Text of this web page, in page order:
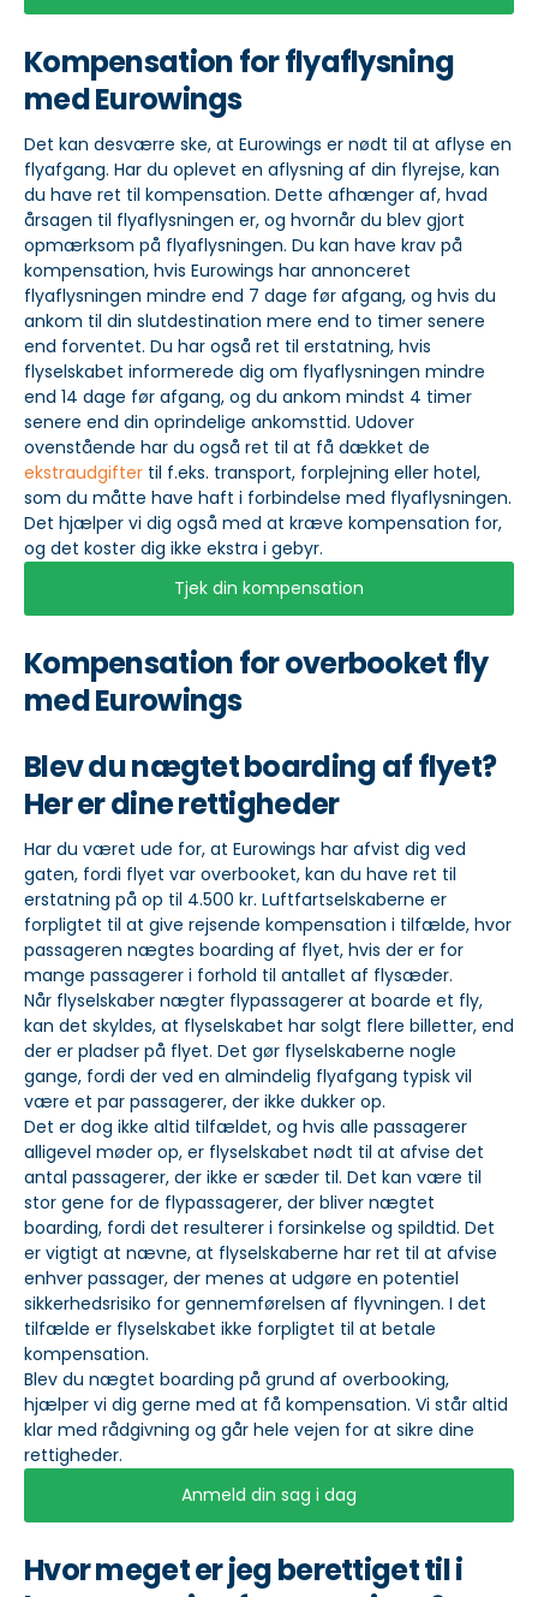
Kompensation for flyaflysning
med Eurowings
Det kan desværre ske, at Eurowings er nødt til at aflyse en
flyafgang. Har du oplevet en aflysning af din flyrejse, kan
du have ret til kompensation. Dette afhænger af, hvad
årsagen til flyaflysningen er, og hvornår du blev gjort
opmærksom på flyaflysningen. Du kan have krav på
kompensation, hvis Eurowings har annonceret
flyaflysningen mindre end 7 dage før afgang, og hvis du
ankom til din slutdestination mere end to timer senere
end forventet. Du har også ret til erstatning, hvis
flyselskabet informerede dig om flyaflysningen mindre
end 14 dage før afgang, og du ankom mindst 4 timer
senere end din oprindelige ankomsttid. Udover
ovenstående har du også ret til at få dækket de
ekstraudgifter til f.eks. transport, forplejning eller hotel,
som du måtte have haft i forbindelse med flyaflysningen.
Det hjælper vi dig også med at kræve kompensation for,
og det koster dig ikke ekstra i gebyr.
Tjek din kompensation
Kompensation for overbooket fly
med Eurowings
Blev du nægtet boarding af flyet?
Her er dine rettigheder
Har du været ude for, at Eurowings har afvist dig ved
gaten, fordi flyet var overbooket, kan du have ret til
erstatning på op til 4.500 kr. Luftfartselskaberne er
forpligtet til at give rejsende kompensation i tilfælde, hvor
passageren nægtes boarding af flyet, hvis der er for
mange passagerer i forhold til antallet af flysæder.
Når flyselskaber nægter flypassagerer at boarde et fly,
kan det skyldes, at flyselskabet har solgt flere billetter, end
der er pladser på flyet. Det gør flyselskaberne nogle
gange, fordi der ved en almindelig flyafgang typisk vil
være et par passagerer, der ikke dukker op.
Det er dog ikke altid tilfældet, og hvis alle passagerer
alligevel møder op, er flyselskabet nødt til at afvise det
antal passagerer, der ikke er sæder til. Det kan være til
stor gene for de flypassagerer, der bliver nægtet
boarding, fordi det resulterer i forsinkelse og spildtid. Det
er vigtigt at nævne, at flyselskaberne har ret til at afvise
enhver passager, der menes at udgøre en potentiel
sikkerhedsrisiko for gennemførelsen af flyvningen. I det
tilfælde er flyselskabet ikke forpligtet til at betale
kompensation.
Blev du nægtet boarding på grund af overbooking,
hjælper vi dig gerne med at få kompensation. Vi står altid
klar med rådgivning og går hele vejen for at sikre dine
rettigheder.
Anmeld din sag i dag
Hvor meget er jeg berettiget til i